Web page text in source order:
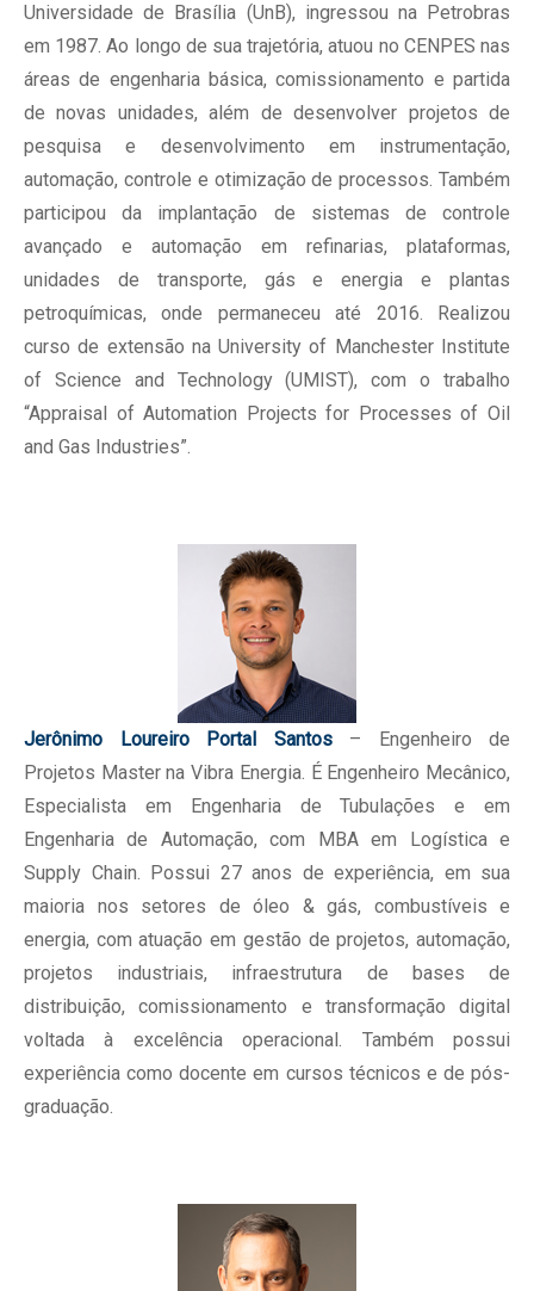
Universidade de Brasília (UnB), ingressou na Petrobras
em 1987. Ao longo de sua trajetória, atuou no CENPES nas
áreas de engenharia básica, comissionamento e partida
de novas unidades, além de desenvolver projetos de
pesquisa e desenvolvimento em instrumentação,
automação, controle e otimização de processos. Também
participou da implantação de sistemas de controle
avançado e automação em refinarias, plataformas,
unidades de transporte, gás e energia e plantas
petroquímicas, onde permaneceu até 2016. Realizou
curso de extensão na University of Manchester Institute
of Science and Technology (UMIST), com o trabalho
“Appraisal of Automation Projects for Processes of Oil
and Gas Industries”.
Jerônimo Loureiro Portal Santos
– Engenheiro de
Projetos Master na Vibra Energia. É Engenheiro Mecânico,
Especialista em Engenharia de Tubulações e em
Engenharia de Automação, com MBA em Logística e
Supply Chain. Possui 27 anos de experiência, em sua
maioria nos setores de óleo & gás, combustíveis e
energia, com atuação em gestão de projetos, automação,
projetos industriais, infraestrutura de bases de
distribuição, comissionamento e transformação digital
voltada à excelência operacional. Também possui
experiência como docente em cursos técnicos e de pós-
graduação.